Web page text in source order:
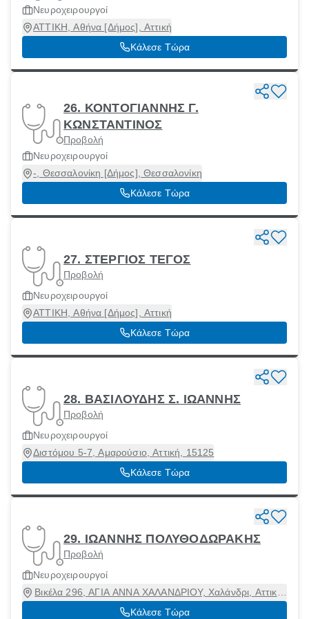
Νευροχειρουργοί
ΑΤΤΙΚΗ, Αθήνα [Δήμος], Αττική
Κάλεσε Τώρα
26. ΚΟΝΤΟΓΙΑΝΝΗΣ Γ.
ΚΩΝΣΤΑΝΤΙΝΟΣ
Προβολή
Νευροχειρουργοί
-, Θεσσαλονίκη [Δήμος], Θεσσαλονίκη
Κάλεσε Τώρα
27. ΣΤΕΡΓΙΟΣ ΤΕΓΟΣ
Προβολή
Νευροχειρουργοί
ΑΤΤΙΚΗ, Αθήνα [Δήμος], Αττική
Κάλεσε Τώρα
28. ΒΑΣΙΛΟΥΔΗΣ Σ. ΙΩΑΝΝΗΣ
Προβολή
Νευροχειρουργοί
Διστόμου 5-7, Αμαρούσιο, Αττική, 15125
Κάλεσε Τώρα
29. ΙΩΑΝΝΗΣ ΠΟΛΥΘΟΔΩΡΑΚΗΣ
Προβολή
Νευροχειρουργοί
Βικέλα 296, ΑΓΙΑ ΑΝΝΑ ΧΑΛΑΝΔΡΙΟΥ, Χαλάνδρι, Αττική,
15232
Κάλεσε Τώρα